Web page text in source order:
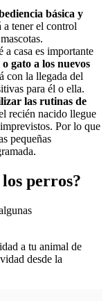
básica y
a tener el control
a casa es importante
gato a los nuevos
con la llegada del
para él o ella.
las rutinas de
recién nacido llegue
Por lo que
pequeñas
perros?
a tu animal de
desde la